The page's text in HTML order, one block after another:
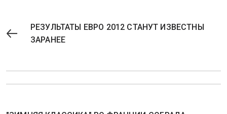
РЕЗУЛЬТАТЫ ЕВРО 2012 СТАНУТ ИЗВЕСТНЫ
ЗАРАНЕЕ